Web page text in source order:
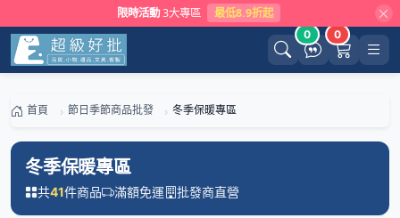
限時活動 3大專區 最低8.9折起
0 0
首頁 節日季節商品批發 冬季保暖專區
冬季保暖專區
共41件商品 滿額免運 批發商直營